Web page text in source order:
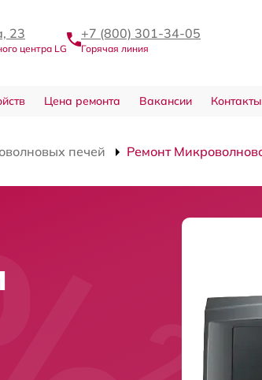
23
центра LG
+7 (800) 301-34-05
Горячая линия
Цена ремонта Вакансии Контакты
печей Ремонт